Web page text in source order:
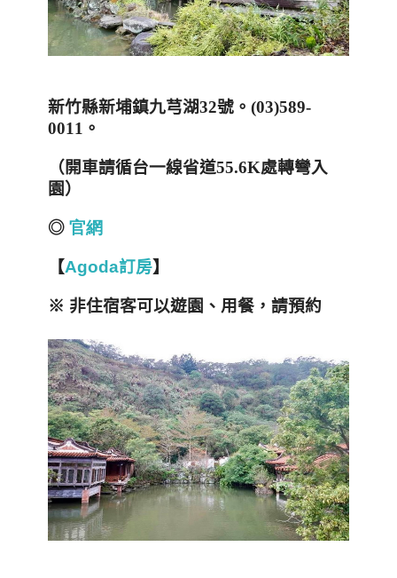
新竹縣新埔鎮九芎湖32號。 (03)589-
0011 。
（開車請循台一線省道55.6K處轉彎入
園）
◎ 官網
【Agoda訂房】
※ 非住宿客可以遊園、用餐，請預約